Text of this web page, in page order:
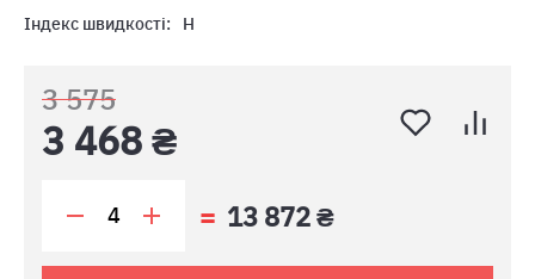
Індекс швидкості:
H
3 575
3 468 ₴
13 872 ₴